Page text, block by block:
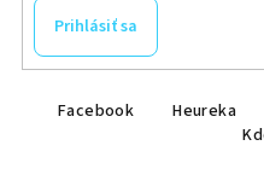
Prihlásiť sa
Facebook Heureka